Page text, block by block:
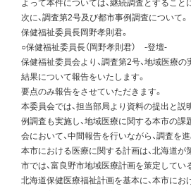
よって本件については、継続調査とすること
次に、調査第2号及び都市事例調査について。
保健福祉委員長岡野孝則君。
○保健福祉委員長（岡野孝則君） -登壇-
保健福祉委員会より、調査第2号、地域医療
結果について報告をいたします。
要点のみ報告をさせていただきます。
本委員会では、担当部局より資料の提出と説
例調査も実施し、地域医療に関する本市の課
会において、中間報告を行いながら、調査を
本市における医療に関する計画は、北海道が
市では、富良野市地域医療計画を策定してい
北海道保健医療福祉計画を基本に、本市に